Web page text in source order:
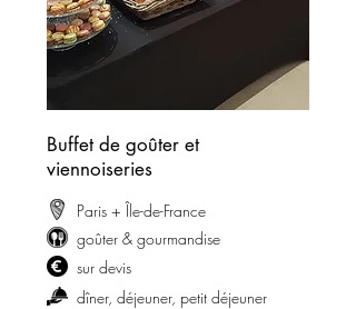
Buffet de goûter et
viennoiseries
Paris + Île-de-France
goûter & gourmandise
sur devis
dîner, déjeuner, petit déjeuner